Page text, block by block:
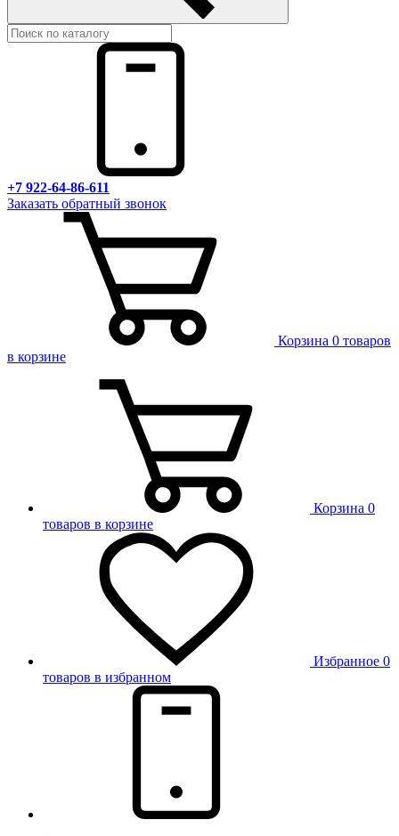
+7 922-64-86-611
Заказать обратный звонок
Корзина 0 товаров
в корзине
Корзина 0
товаров в корзине
Избранное 0
товаров в избранном